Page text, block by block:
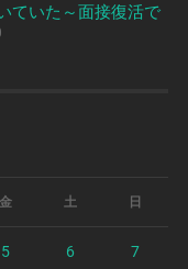
ていた～面接復活で
金 土 日
5 6 7